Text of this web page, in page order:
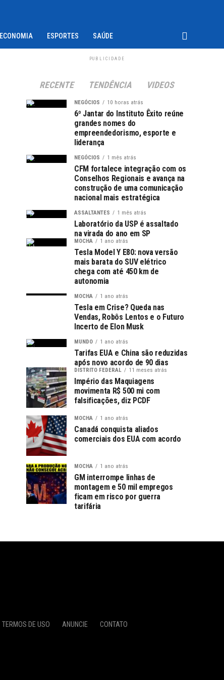
ECONOMIA ESPORTES SAÚDE
PUBLICIDADE
RECENTE TENDÊNCIA VIDEOS
NEGÓCIOS 10 horas atrás
6º Jantar do Instituto Êxito reúne
grandes nomes do
empreendedorismo, esporte e
liderança
NEGÓCIOS 1 mês atrás
CFM fortalece integração com os
Conselhos Regionais e avança na
construção de uma comunicação
nacional mais estratégica
ASSALTANTES 1 mês atrás
Laboratório da USP é assaltado
na virada do ano em SP
MOCHA 1 ano atrás
Tesla Model Y E80: nova versão
mais barata do SUV elétrico
chega com até 450 km de
autonomia
MOCHA 1 ano atrás
Tesla em Crise? Queda nas
Vendas, Robôs Lentos e o Futuro
Incerto de Elon Musk
MUNDO 1 ano atrás
Tarifas EUA e China são reduzidas
após novo acordo de 90 dias
DISTRITO FEDERAL 11 meses atrás
Império das Maquiagens
movimenta R$ 500 mi com
falsificações, diz PCDF
MOCHA 1 ano atrás
Canadá conquista aliados
comerciais dos EUA com acordo
MOCHA 1 ano atrás
GM interrompe linhas de
montagem e 50 mil empregos
ficam em risco por guerra
tarifária
TERMOS DE USO ANUNCIE CONTATO